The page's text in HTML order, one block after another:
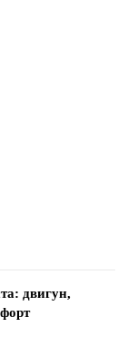
двигун,